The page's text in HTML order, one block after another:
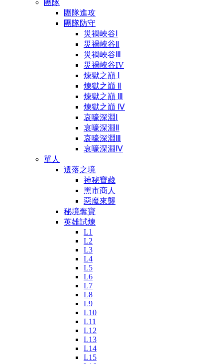
團隊
團隊進攻
團隊防守
災禍峽谷Ⅰ
災禍峽谷Ⅱ
災禍峽谷Ⅲ
災禍峽谷IV
煉獄之巔 Ⅰ
煉獄之巔 Ⅱ
煉獄之巔 Ⅲ
煉獄之巔 Ⅳ
哀嚎深淵Ⅰ
哀嚎深淵Ⅱ
哀嚎深淵Ⅲ
哀嚎深淵Ⅳ
單人
遺落之境
神秘寶藏
黑市商人
惡魔來襲
秘境奪寶
英雄試煉
L1
L2
L3
L4
L5
L6
L7
L8
L9
L10
L11
L12
L13
L14
L15